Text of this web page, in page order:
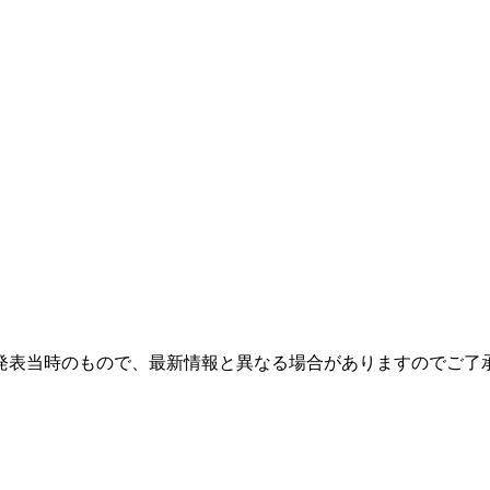
当時のもので、最新情報と異なる場合がありますのでご了